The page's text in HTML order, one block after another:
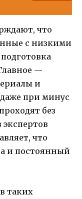
что
с низкими
—
и
при минус
без
что
и постоянный
таких